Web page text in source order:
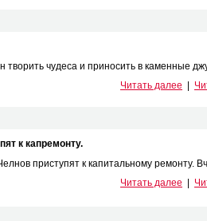
чудеса и приносить в каменные
Читать далее
к капремонту.
приступят к капитальному ремонту.
Читать далее